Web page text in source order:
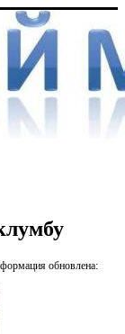
обновлена: